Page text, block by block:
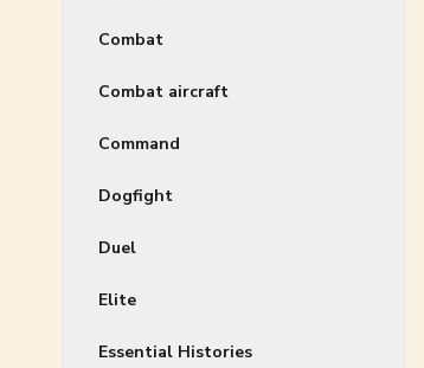
Combat
Combat aircraft
Command
Dogfight
Duel
Elite
Essential Histories